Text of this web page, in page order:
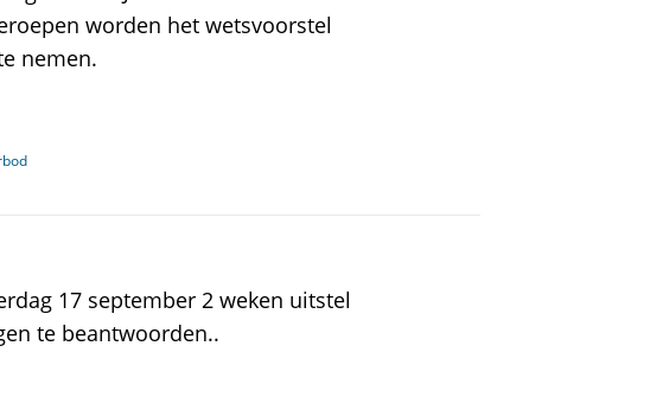
worden het wetsvoorstel
nemen.
17 september 2 weken uitstel
te beantwoorden..